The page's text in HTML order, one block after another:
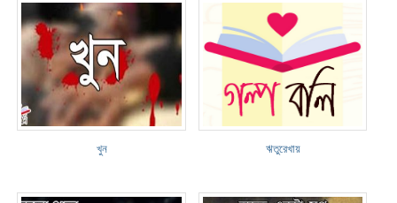
খুন ঋতুরেখায়